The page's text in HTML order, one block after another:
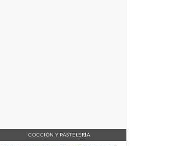
COCCIÓN Y PASTELERÍA